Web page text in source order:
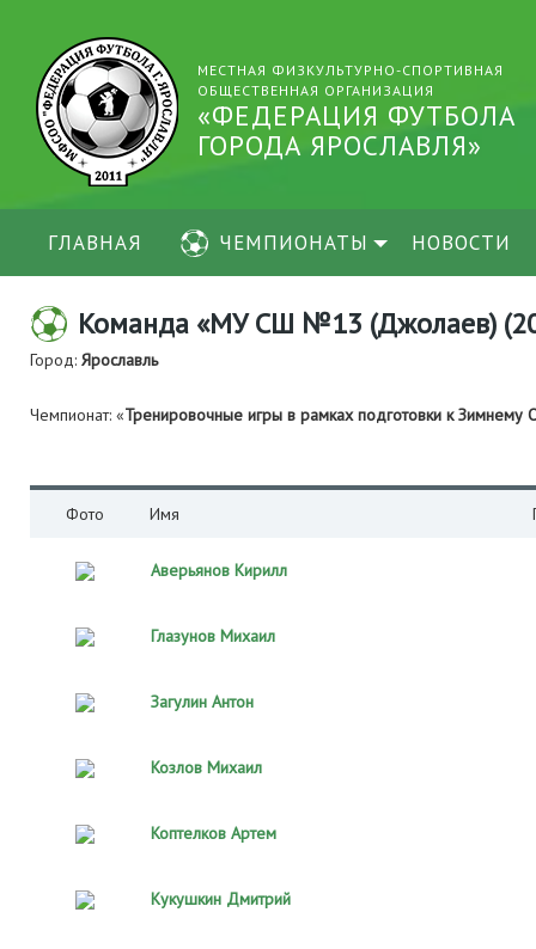
МЕСТНАЯ ФИЗКУЛЬТУРНО-СПОРТИВНАЯ
ОБЩЕСТВЕННАЯ ОРГАНИЗАЦИЯ
«ФЕДЕРАЦИЯ ФУТБОЛА
ГОРОДА ЯРОСЛАВЛЯ»
ГЛАВНАЯ ЧЕМПИОНАТЫ НОВОСТИ
Команда «МУ СШ №13 (Джолаев)
Город: Ярославль
Чемпионат: «Тренировочные игры в рамках подготовки к
Фото Имя
Аверьянов Кирилл
Глазунов Михаил
Загулин Антон
Козлов Михаил
Коптелков Артем
Кукушкин Дмитрий